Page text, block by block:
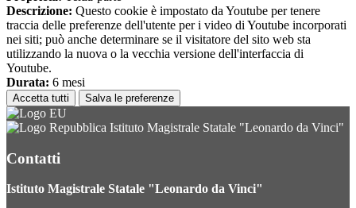
Descrizione: Questo cookie è impostato da Youtube per tenere
traccia delle preferenze dell'utente per i video di Youtube incorporati
nei siti; può anche determinare se il visitatore del sito web sta
utilizzando la nuova o la vecchia versione dell'interfaccia di
Youtube.
Durata: 6 mesi
Accetta tutti Salva le preferenze
Istituto Magistrale Statale "Leonardo da Vinci"
Contatti
Istituto Magistrale Statale "Leonardo da Vinci"